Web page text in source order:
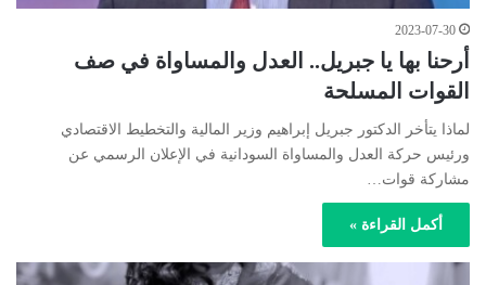
2023-07-30
أرحنا بها يا جبريل.. العدل والمساواة في صف
القوات المسلحة
لماذا يتأخر الدكتور جبريل إبراهيم وزير المالية والتخطيط الاقتصادي
ورئيس حركة العدل والمساواة السودانية في الإعلان الرسمي عن
مشاركة قوات…
أكمل القراءة »